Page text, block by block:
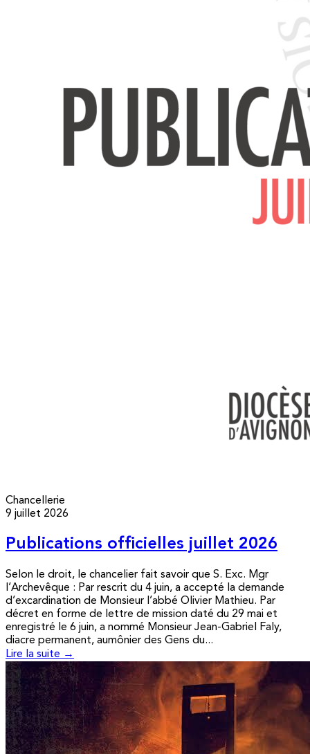
Chancellerie
9 juillet 2026
Publications officielles juillet 2026
Selon le droit, le chancelier fait savoir que S. Exc. Mgr
l’Archevêque : Par rescrit du 4 juin, a accepté la demande
d’excardination de Monsieur l’abbé Olivier Mathieu. Par
décret en forme de lettre de mission daté du 29 mai et
enregistré le 6 juin, a nommé Monsieur Jean-Gabriel Faly,
diacre permanent, aumônier des Gens du...
Lire la suite →